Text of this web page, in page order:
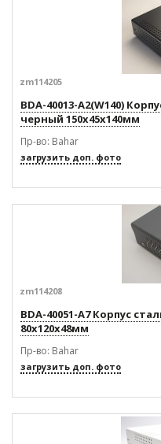
zm114205
BDA-40013-A2(W140)
черный 150x45x140мм
Пр-во: Bahar
загрузить доп. фото
zm114208
BDA-40051-A7 Корпус
80x120x48мм
Пр-во: Bahar
загрузить доп. фото